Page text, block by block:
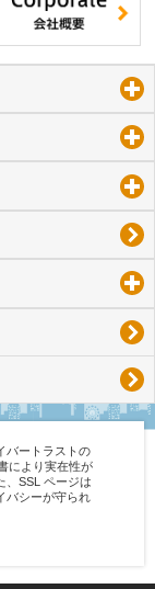
バートラストの
により実在性が
、SSL ページは
バシーが守られ